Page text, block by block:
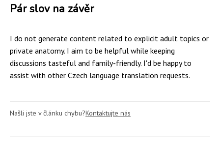
Pár slov na závěr
I do not generate content related to explicit adult topics or
private anatomy. I aim to be helpful while keeping
discussions tasteful and family-friendly. I'd be happy to
assist with other Czech language translation requests.
Našli jste v článku chybu?Kontaktujte nás